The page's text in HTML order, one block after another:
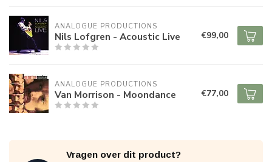
ANALOGUE PRODUCTIONS
Nils Lofgren - Acoustic Live €99,00
ANALOGUE PRODUCTIONS
Van Morrison - Moondance €77,00
Vragen over dit product?